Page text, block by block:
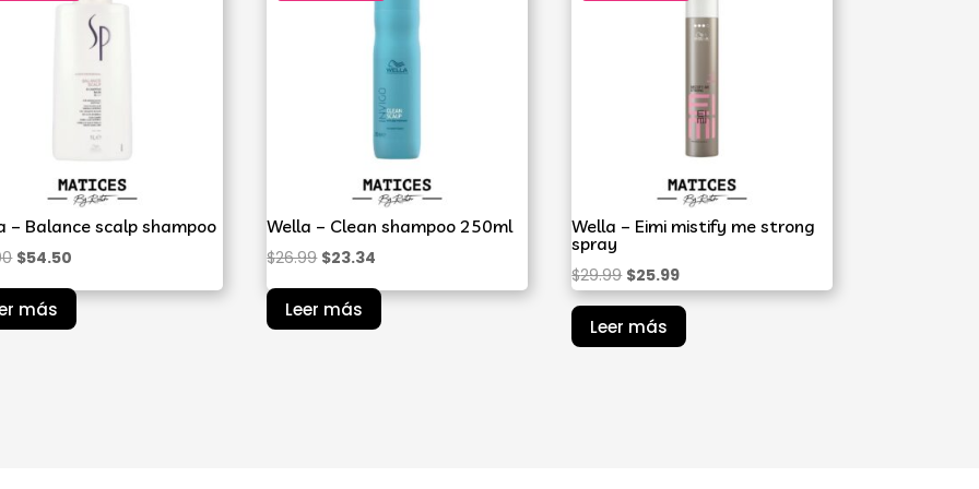
– Balance scalp shampoo
El
precio
original
$54.50
precio
más
Wella – Clean shampoo 250ml
$26.99 El
precio
original
$23.34
precio
Leer más
Wella – Eimi mistify me strong
spray
$29.99 El
precio
original
$25.99El
precio
Leer más